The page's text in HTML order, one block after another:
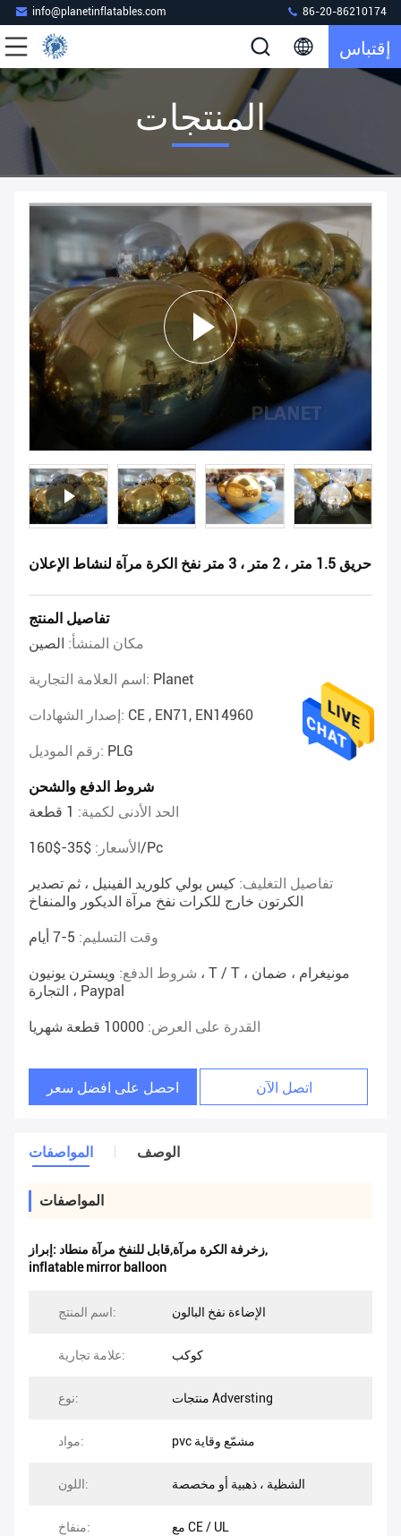
info@planetinflatables.com 86-20-86210174
إقتباس
المنتجات
حريق 1.5 متر ، 2 متر ، 3 متر نفخ الكرة مرآة لنشاط الإعلان
تفاصيل المنتج
مكان المنشأ: الصين
اسم العلامة التجارية: Planet
إصدار الشهادات: CE , EN71, EN14960
رقم الموديل: PLG
شروط الدفع والشحن
الحد الأدنى لكمية: 1 قطعة
الأسعار: $35-$160/pc
تفاصيل التغليف: كيس بولي كلوريد الفينيل ، ثم تصدير
الكرتون خارج للكرات نفخ مرآة الديكور والمنفاخ
وقت التسليم: 5-7 أيام
شروط الدفع: ويسترن يونيون ، T / T ، مونيغرام ، ضمان
التجارة ، Paypal
القدرة على العرض: 10000 قطعة شهريا
احصل على افضل سعر اتصل الآن
المواصفات الوصف
المواصفات
إبراز: زخرفة الكرة مرآة,قابل للنفخ مرآة منطاد,
inflatable mirror balloon
اسم المنتج: الإضاءة نفخ البالون
علامة تجارية: كوكب
نوع: منتجات Adversting
مواد: pvc مشمّع وقاية
اللون: الشظية ، ذهبية أو مخصصة
منفاخ: مع CE / UL